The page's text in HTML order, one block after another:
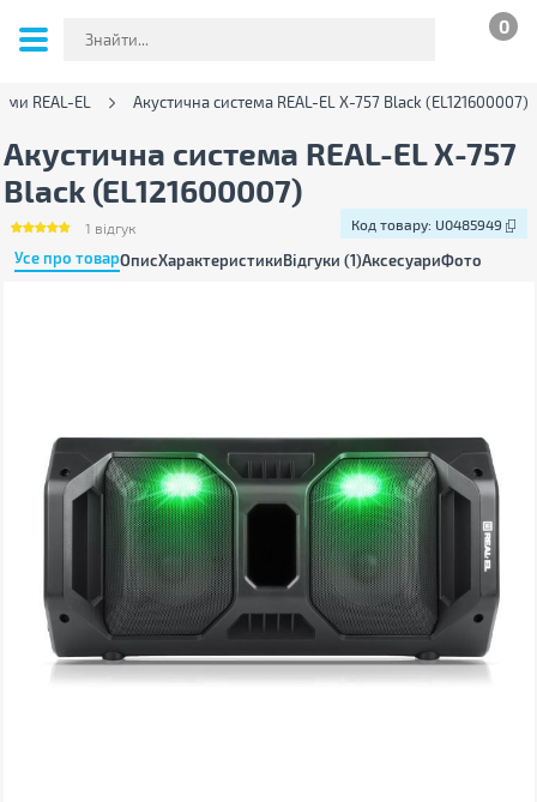
0
REAL-EL Акустична система REAL-EL X-757 Black (EL121600007)
Акустична система REAL-EL X-757
Black (EL121600007)
Усе про товарОписХарактеристикиВідгуки (1)АксесуариФото
1 відгук Код товару: U0485949